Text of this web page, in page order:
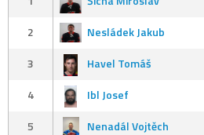
2
Nesládek Jakub
3
Havel Tomáš
4
Ibl Josef
5
Nenadál Vojtěch